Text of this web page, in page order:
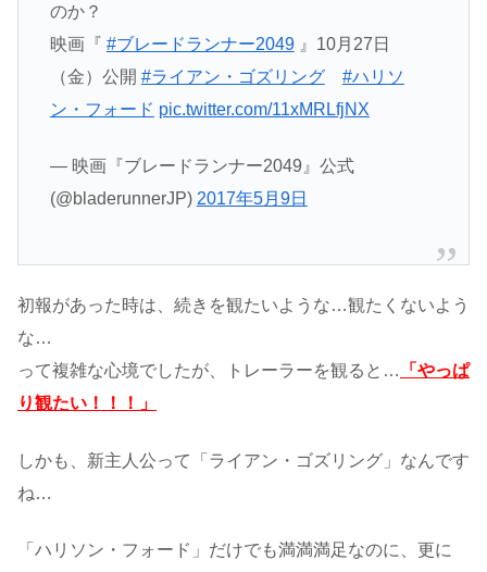
のか？
映画『 #ブレードランナー2049』10月27日
（金）公開 #ライアン・ゴズリング
#ハリソ
ン・フォード pic.twitter.com/11xMRLfjNX
— 映画『ブレードランナー2049』公式
(@bladerunnerJP) 2017年5月9日
初報があった時は、続きを観たいような…観たくないよう
な…
って複雑な心境でしたが、トレーラーを観ると…
「やっぱ
り観たい！！！」
しかも、新主人公って「ライアン・ゴズリング」なんです
ね…
「ハリソン・フォード」だけでも満満満足なのに、更に